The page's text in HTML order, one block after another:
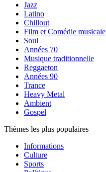
Jazz
Latino
Chillout
Film et Comédie musicale
Soul
Années 70
Musique traditionnelle
Reggaeton
Années 90
Trance
Heavy Metal
Ambient
Gospel
Thèmes les plus populaires
Informations
Culture
Sports